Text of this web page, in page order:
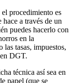
procedimiento es
a través de un
puedes hacerlo con
en la
tasas, impuestos,
DGT.
técnica así sea en
papel (que se